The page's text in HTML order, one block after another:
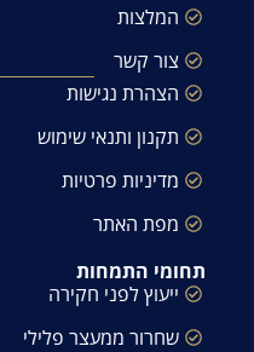
המלצות
צור קשר
הצהרת נגישות
תקנון ותנאי שימוש
מדיניות פרטיות
מפת האתר
תחומי התמחות
ייעוץ לפני חקירה
שחרור ממעצר פלילי